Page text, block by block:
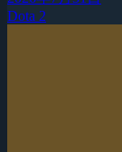
Dota 2